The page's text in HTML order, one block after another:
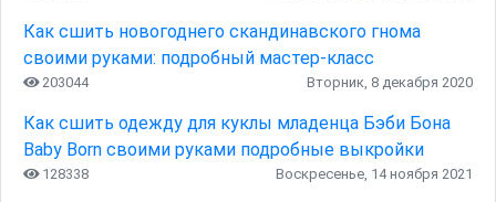
Как сшить новогоднего скандинавского гнома
своими руками: подробный мастер-класс
203044 Вторник, 8 декабря 2020
Как сшить одежду для куклы младенца Бэби Бона
Baby Born своими руками подробные выкройки
128338 Воскресенье, 14 ноября 2021